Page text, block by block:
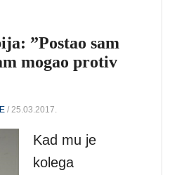
”Postao sam
mogao protiv
/ 25.03.2017.
Kad mu je
kolega